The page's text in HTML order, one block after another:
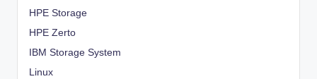
HPE Storage
HPE Zerto
IBM Storage System
Linux